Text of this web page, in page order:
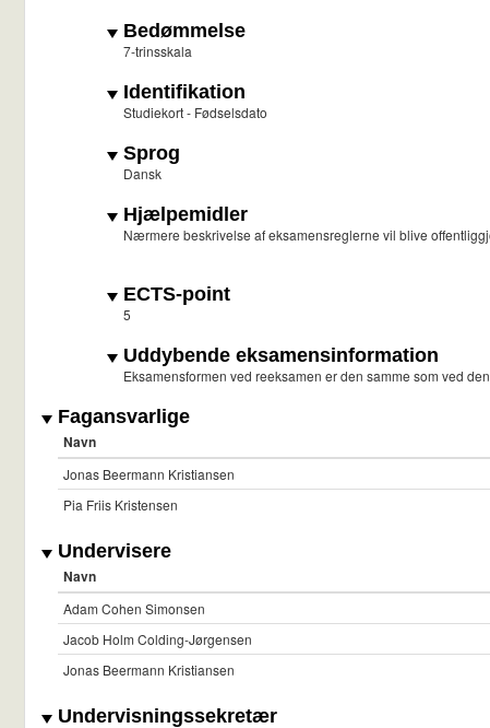
Bedømmelse
7-trinsskala
Identifikation
Studiekort - Fødselsdato
Sprog
Dansk
Hjælpemidler
Nærmere beskrivelse af eksamensreglerne vil blive
ECTS-point
5
Uddybende eksamensinformation
Eksamensformen ved reeksamen er den samme som ved
Fagansvarlige
Navn
Jonas Beermann Kristiansen
Pia Friis Kristensen
Undervisere
Navn
Adam Cohen Simonsen
Jacob Holm Colding-Jørgensen
Jonas Beermann Kristiansen
Undervisningssekretær